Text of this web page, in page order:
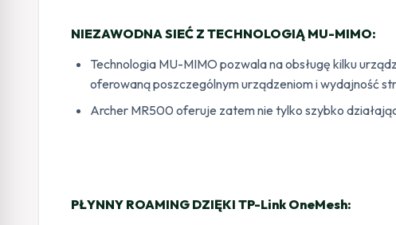
NIEZAWODNA SIEĆ Z TECHNOLOGIĄ MU-MIMO:
Technologia MU-MIMO pozwala na obsługę kilku
oferowaną poszczególnym urządzeniom i wydajność
Archer MR500 oferuje zatem nie tylko szybko
PŁYNNY ROAMING DZIĘKI TP-Link OneMesh: